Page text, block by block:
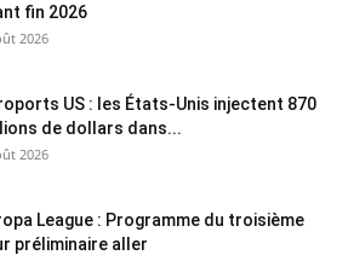
fin 2026
2026
US : les États-Unis injectent 870
de dollars dans...
2026
League : Programme du troisième
préliminaire aller